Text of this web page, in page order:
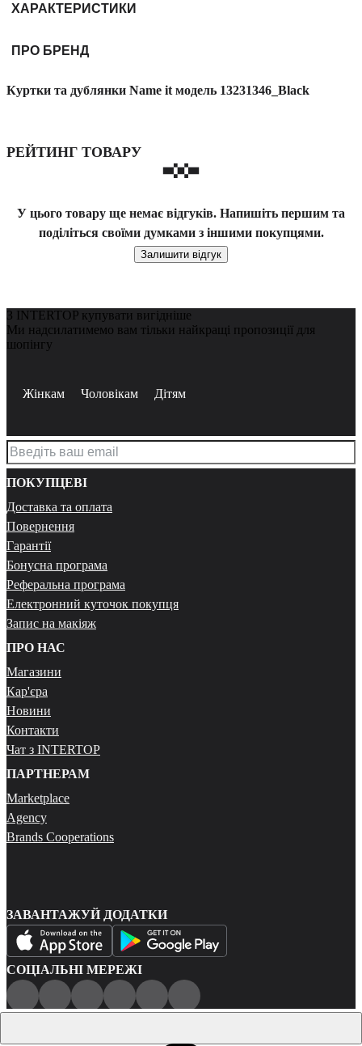
ХАРАКТЕРИСТИКИ
ПРО БРЕНД
Куртки та дублянки Name it модель 13231346_Black
РЕЙТИНГ ТОВАРУ
У цього товару ще немає відгуків. Напишіть першим та
поділіться своїми думками з іншими покупцями.
Залишити відгук
З INTERTOP купувати вигідніше
Ми надсилатимемо вам тільки найкращі пропозиції для
шопінгу
Жінкам Чоловікам Дітям
ПОКУПЦЕВІ
Доставка та оплата
Повернення
Гарантії
Бонусна програма
Реферальна програма
Електронний куточок покупця
Запис на макіяж
ПРО НАС
Магазини
Кар'єра
Новини
Контакти
Чат з INTERTOP
ПАРТНЕРАМ
Marketplace
Agency
Brands Cooperations
ЗАВАНТАЖУЙ ДОДАТКИ
СОЦІАЛЬНІ МЕРЕЖІ
Політика конфіденційності